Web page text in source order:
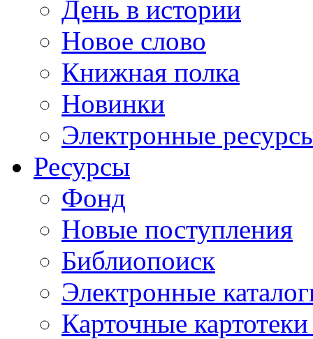
День в истории
Новое слово
Книжная полка
Новинки
Электронные
Ресурсы
Фонд
Новые поступления
Библиопоиск
Электронные
Карточные